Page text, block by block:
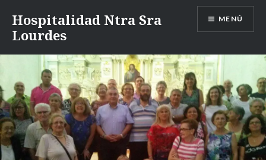
contenido
Hospitalidad Ntra Sra
Lourdes
MENÚ